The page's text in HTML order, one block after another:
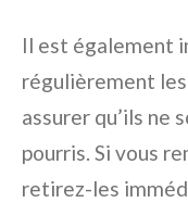
Il est également
régulièrement
assurer qu’ils ne
pourris. Si vous
retirez-les